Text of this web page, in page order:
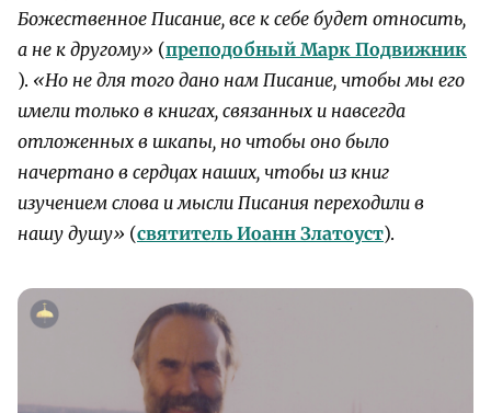
Божественное Писание, все к себе будет относить,
а не к другому» (преподобный Марк Подвижник
). «Но не для того дано нам Писание, чтобы мы его
имели только в книгах, связанных и навсегда
отложенных в шкапы, но чтобы оно было
начертано в сердцах наших, чтобы из книг
изучением слова и мысли Писания переходили в
нашу душу» (святитель Иоанн Златоуст).